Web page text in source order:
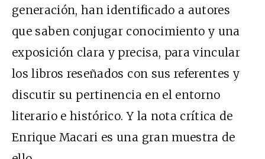
generación, han identificado a autores
que saben conjugar conocimiento y una
exposición clara y precisa, para vincular
los libros reseñados con sus referentes y
discutir su pertinencia en el entorno
literario e histórico. Y la nota crítica de
Enrique Macari es una gran muestra de